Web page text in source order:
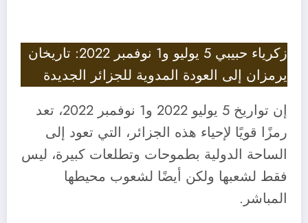
زكرياء حبيبي 5 يوليو و1 نوفمبر 2022: تاريخان
يرمزان إلى العودة المدوية للجزائر الجديدة
إن تواريخ 5 يوليو 2022 و1 نوفمبر 2022، تعد
رمزًا قويًا لإحياء هذه الجزائر، التي تعود إلى
الساحة الدولية بطموحات وتطلعات كبيرة، ليس
فقط لشعبها ولكن أيضًا لشعوب محيطها
المباشر.